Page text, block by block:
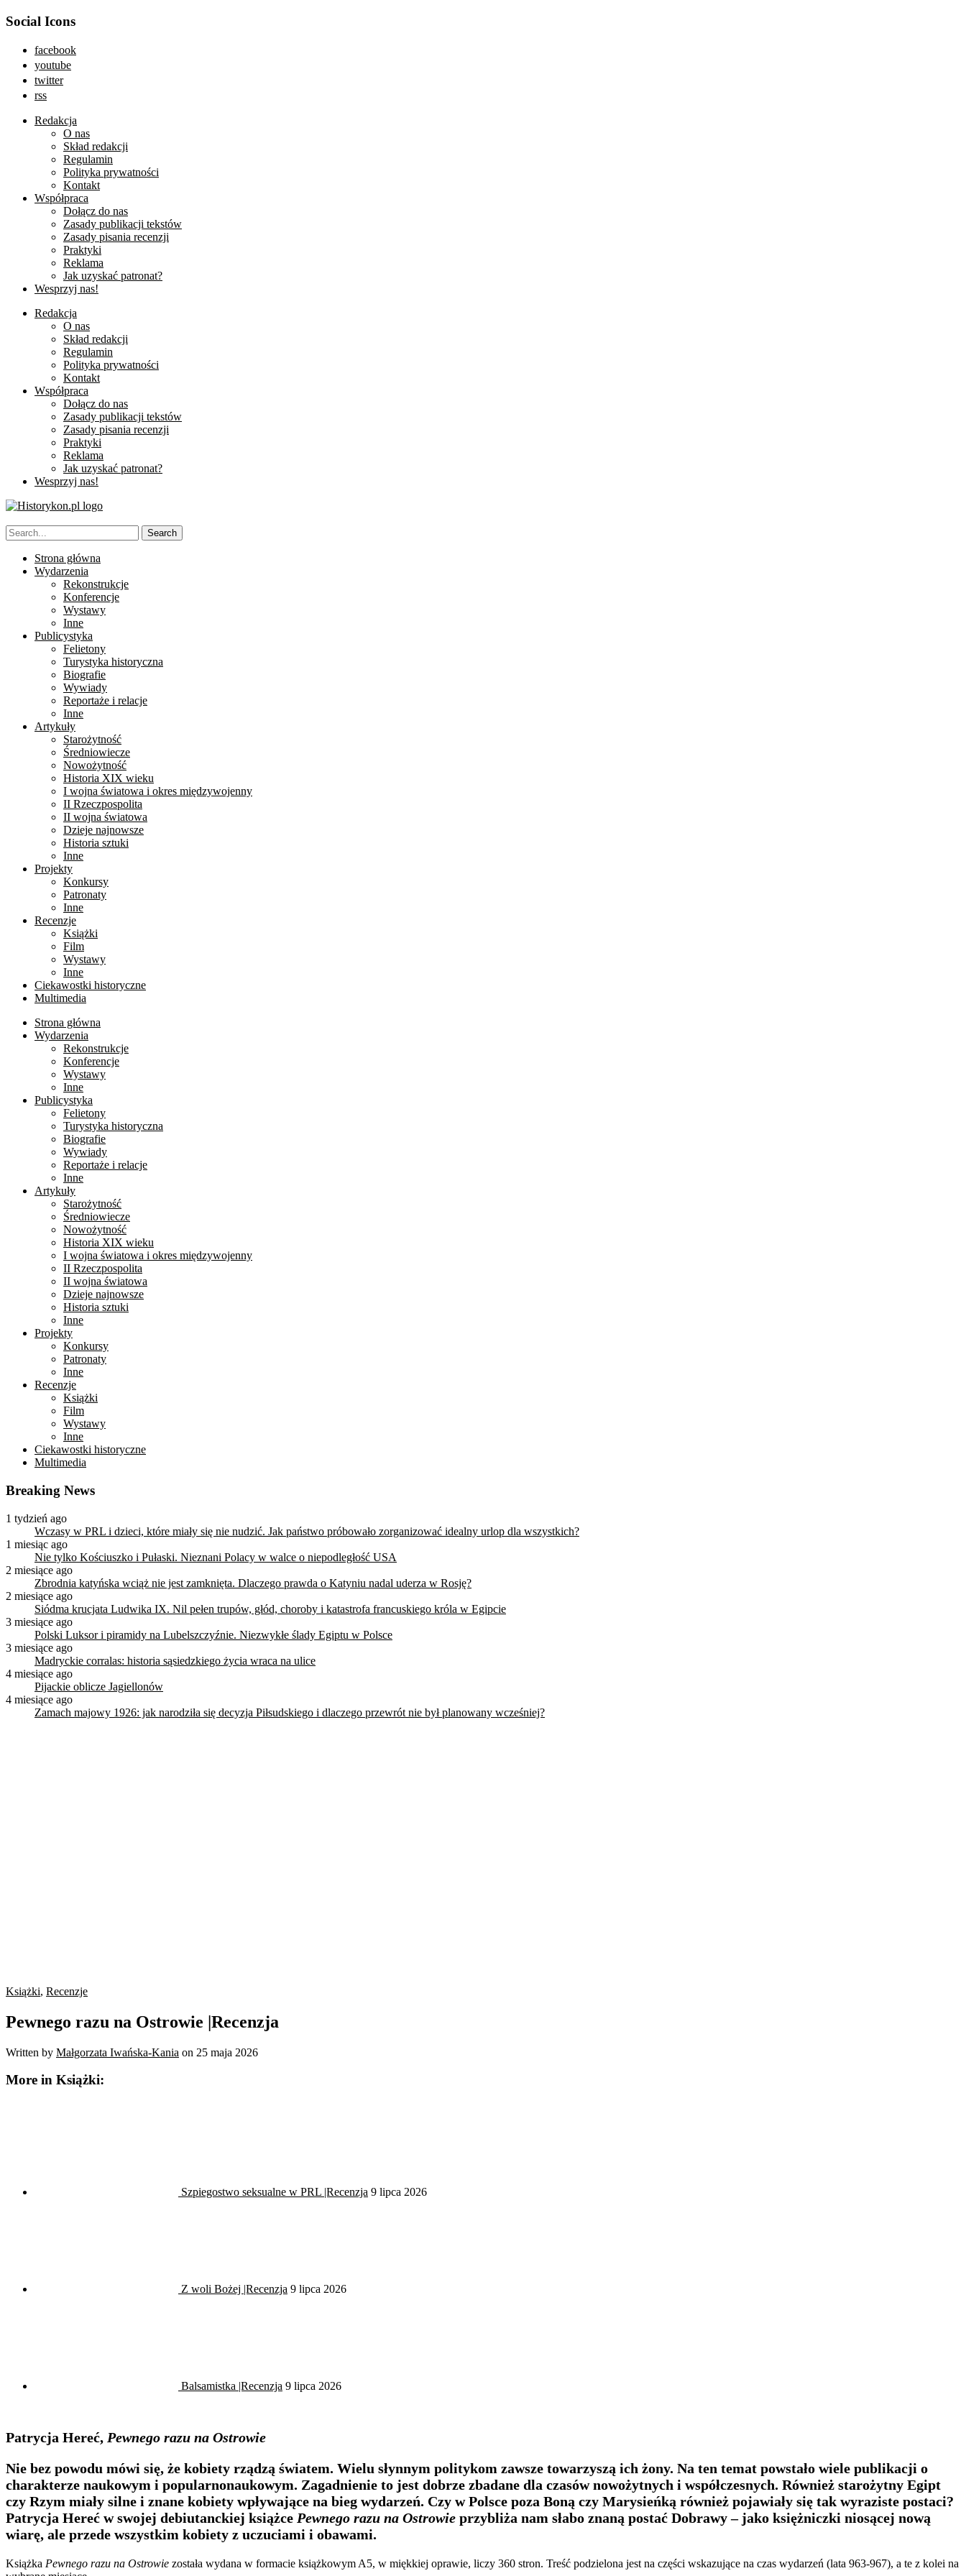
Social Icons
facebook
youtube
twitter
rss
Redakcja
O nas
Skład redakcji
Regulamin
Polityka prywatności
Kontakt
Współpraca
Dołącz do nas
Zasady publikacji tekstów
Zasady pisania recenzji
Praktyki
Reklama
Jak uzyskać patronat?
Wesprzyj nas!
Redakcja
O nas
Skład redakcji
Regulamin
Polityka prywatności
Kontakt
Współpraca
Dołącz do nas
Zasady publikacji tekstów
Zasady pisania recenzji
Praktyki
Reklama
Jak uzyskać patronat?
Wesprzyj nas!
Strona główna
Wydarzenia
Rekonstrukcje
Konferencje
Wystawy
Inne
Publicystyka
Felietony
Turystyka historyczna
Biografie
Wywiady
Reportaże i relacje
Inne
Artykuły
Starożytność
Średniowiecze
Nowożytność
Historia XIX wieku
I wojna światowa i okres międzywojenny
II Rzeczpospolita
II wojna światowa
Dzieje najnowsze
Historia sztuki
Inne
Projekty
Konkursy
Patronaty
Inne
Recenzje
Książki
Film
Wystawy
Inne
Ciekawostki historyczne
Multimedia
Strona główna
Wydarzenia
Rekonstrukcje
Konferencje
Wystawy
Inne
Publicystyka
Felietony
Turystyka historyczna
Biografie
Wywiady
Reportaże i relacje
Inne
Artykuły
Starożytność
Średniowiecze
Nowożytność
Historia XIX wieku
I wojna światowa i okres międzywojenny
II Rzeczpospolita
II wojna światowa
Dzieje najnowsze
Historia sztuki
Inne
Projekty
Konkursy
Patronaty
Inne
Recenzje
Książki
Film
Wystawy
Inne
Ciekawostki historyczne
Multimedia
Breaking News
1 tydzień ago
Wczasy w PRL i dzieci, które miały się nie nudzić. Jak państwo próbowało zorganizować idealny urlop dla wszystkich?
1 miesiąc ago
Nie tylko Kościuszko i Pułaski. Nieznani Polacy w walce o niepodległość USA
2 miesiące ago
Zbrodnia katyńska wciąż nie jest zamknięta. Dlaczego prawda o Katyniu nadal uderza w Rosję?
2 miesiące ago
Siódma krucjata Ludwika IX. Nil pełen trupów, głód, choroby i katastrofa francuskiego króla w Egipcie
3 miesiące ago
Polski Luksor i piramidy na Lubelszczyźnie. Niezwykłe ślady Egiptu w Polsce
3 miesiące ago
Madryckie corralas: historia sąsiedzkiego życia wraca na ulice
4 miesiące ago
Pijackie oblicze Jagiellonów
4 miesiące ago
Zamach majowy 1926: jak narodziła się decyzja Piłsudskiego i dlaczego przewrót nie był planowany wcześniej?
Książki, Recenzje
Pewnego razu na Ostrowie |Recenzja
Written by Małgorzata Iwańska-Kania on 25 maja 2026
More in Książki:
Szpiegostwo seksualne w PRL |Recenzja 9 lipca 2026
Z woli Bożej |Recenzja 9 lipca 2026
Balsamistka |Recenzja 9 lipca 2026
Patrycja Hereć, Pewnego razu na Ostrowie
Nie bez powodu mówi się, że kobiety rządzą światem. Wielu słynnym politykom zawsze towarzyszą ich żony. Na ten temat powstało wiele publikacji o
charakterze naukowym i popularnonaukowym. Zagadnienie to jest dobrze zbadane dla czasów nowożytnych i współczesnych. Również starożytny Egipt
czy Rzym miały silne i znane kobiety wpływające na bieg wydarzeń. Czy w Polsce poza Boną czy Marysieńką również pojawiały się tak wyraziste postaci?
Patrycja Hereć w swojej debiutanckiej książce Pewnego razu na Ostrowie przybliża nam słabo znaną postać Dobrawy – jako księżniczki niosącej nową
wiarę, ale przede wszystkim kobiety z uczuciami i obawami.
Książka Pewnego razu na Ostrowie została wydana w formacie książkowym A5, w miękkiej oprawie, liczy 360 stron. Treść podzielona jest na części wskazujące na czas wydarzeń (lata 963-967), a te z kolei na